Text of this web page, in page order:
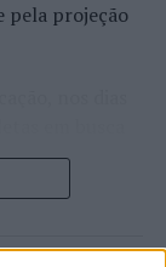
pela projeção
de
da
o